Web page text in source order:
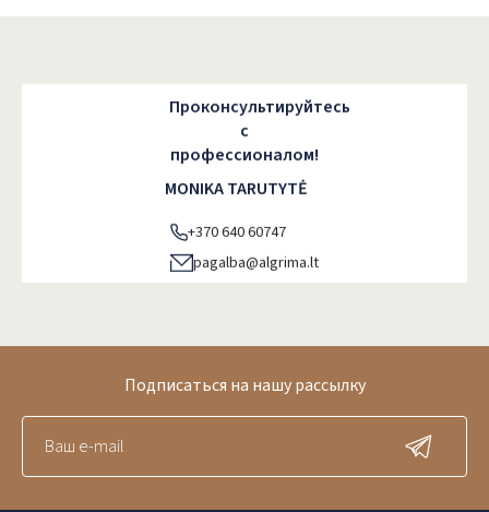
Проконсультируйтесь
с
профессионалом!
MONIKA TARUTYTĖ
+370 640 60747
pagalba@algrima.lt
Подписаться на нашу рассылку